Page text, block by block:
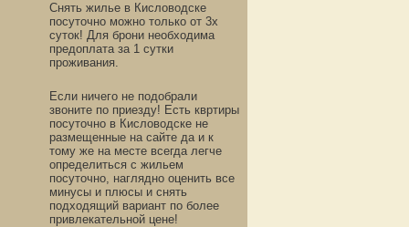
Снять жилье в Кисловодске
посуточно можно только от 3х
суток! Для брони необходима
предоплата за 1 сутки
проживания.
Если ничего не подобрали
звоните по приезду! Есть квртиры
посуточно в Кисловодске не
размещенные на сайте да и к
тому же на месте всегда легче
определиться с жильем
посуточно, наглядно оценить все
минусы и плюсы и снять
подходящий вариант по более
привлекательной цене!